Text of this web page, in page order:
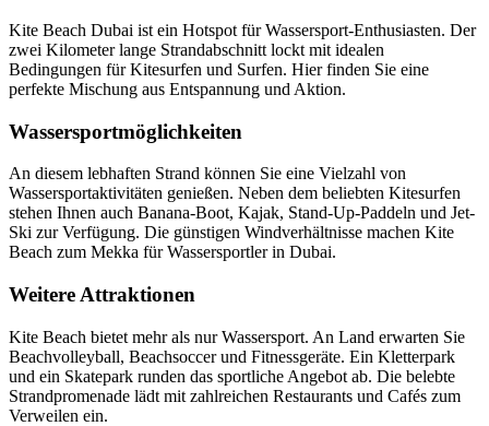
Kite Beach Dubai ist ein Hotspot für Wassersport-Enthusiasten. Der
zwei Kilometer lange Strandabschnitt lockt mit idealen
Bedingungen für Kitesurfen und Surfen. Hier finden Sie eine
perfekte Mischung aus Entspannung und Aktion.
Wassersportmöglichkeiten
An diesem lebhaften Strand können Sie eine Vielzahl von
Wassersportaktivitäten genießen. Neben dem beliebten Kitesurfen
stehen Ihnen auch Banana-Boot, Kajak, Stand-Up-Paddeln und Jet-
Ski zur Verfügung. Die günstigen Windverhältnisse machen Kite
Beach zum Mekka für Wassersportler in Dubai.
Weitere Attraktionen
Kite Beach bietet mehr als nur Wassersport. An Land erwarten Sie
Beachvolleyball, Beachsoccer und Fitnessgeräte. Ein Kletterpark
und ein Skatepark runden das sportliche Angebot ab. Die belebte
Strandpromenade lädt mit zahlreichen Restaurants und Cafés zum
Verweilen ein.